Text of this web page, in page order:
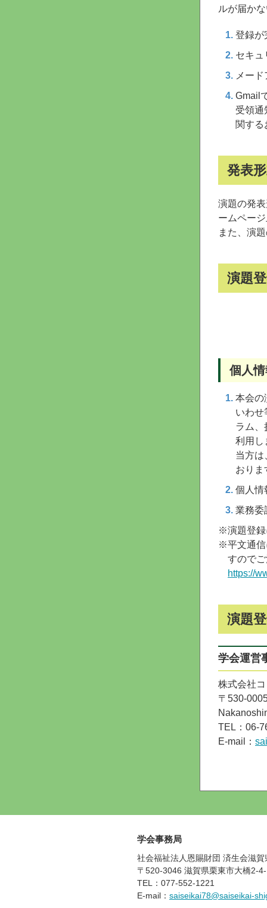
ルが届か
登録が
セキュ
メー
Gmail
受領通
関する
発表
演題の発
ームペー
また、演
演題
個人
本会の
いわせ
ラム、
利用し
当方は
おりま
個人情
業務委
※演題登録
※平文通信
すので
https://
演題
学会運営
株式会社
〒530-
TEL：06-
E-mail：
学会事務局
社会福祉法人恩賜財団 済生会滋
〒520-3046 滋賀県栗東市大橋2-
TEL：077-552-1221
E-mail： saiseikai78@saiseikai-